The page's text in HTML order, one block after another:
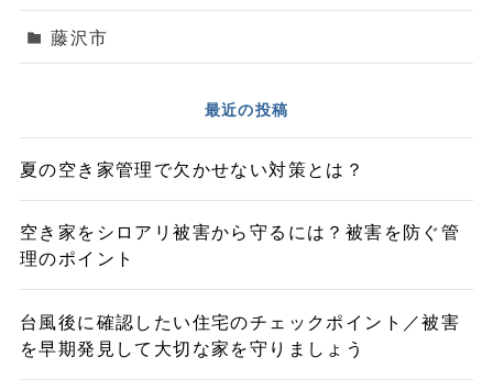
藤沢市
最近の投稿
夏の空き家管理で欠かせない対策とは？
空き家をシロアリ被害から守るには？被害を防ぐ管
理のポイント
台風後に確認したい住宅のチェックポイント／被害
を早期発見して大切な家を守りましょう